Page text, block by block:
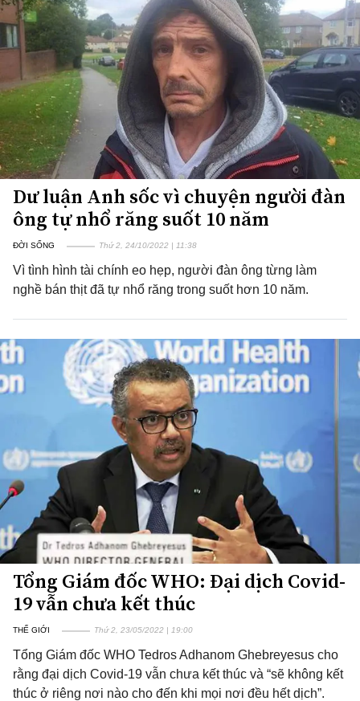
Dư luận Anh sốc vì chuyện người đàn
ông tự nhổ răng suốt 10 năm
ĐỜI SỐNG Thứ 2, 24/10/2022 | 11:38
Vì tình hình tài chính eo hẹp, người đàn ông từng làm
nghề bán thịt đã tự nhổ răng trong suốt hơn 10 năm.
Tổng Giám đốc WHO: Đại dịch Covid-
19 vẫn chưa kết thúc
THẾ GIỚI Thứ 2, 23/05/2022 | 19:00
Tổng Giám đốc WHO Tedros Adhanom Ghebreyesus cho
rằng đại dịch Covid-19 vẫn chưa kết thúc và “sẽ không kết
thúc ở riêng nơi nào cho đến khi mọi nơi đều hết dịch”.